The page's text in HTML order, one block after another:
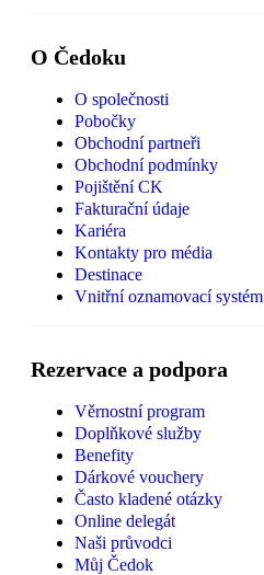
O Čedoku
O společnosti
Pobočky
Obchodní partneři
Obchodní podmínky
Pojištění CK
Fakturační údaje
Kariéra
Kontakty pro média
Destinace
Vnitřní oznamovací systém
Rezervace a podpora
Věrnostní program
Doplňkové služby
Benefity
Dárkové vouchery
Často kladené otázky
Online delegát
Naši průvodci
Můj Čedok